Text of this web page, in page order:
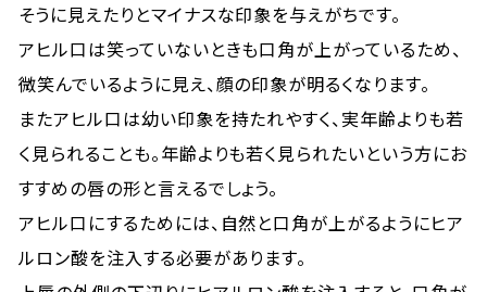
そうに見えたりとマイナスな印象を与えがちです。
アヒル口は笑っていないときも口角が上がっているため、
微笑んでいるように見え、顔の印象が明るくなります。
またアヒル口は幼い印象を持たれやすく、実年齢よりも若
く見られることも。年齢よりも若く見られたいという方にお
すすめの唇の形と言えるでしょう。
アヒル口にするためには、自然と口角が上がるようにヒア
ルロン酸を注入する必要があります。